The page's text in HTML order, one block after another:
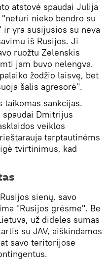
atstovė spaudai Julija
nieko bendro su
ir yra susijusios su neva
iš Rusijos. Ji
ruožtu Zelenskis
jam buvo nelengva.
žodžio laisvę, bet
šalis agresorė".
taikomas sankcijas.
spaudai Dmitrijus
veiklos
tarptautinėms
tvirtinimus, kad
sienų, savo
"Rusijos grėsme". Be
už dideles sumas
su JAV, aiškindamos
savo teritorijose